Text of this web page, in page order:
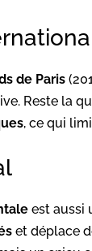
de Paris
Reste la
, ce qui
est aussi
et déplace